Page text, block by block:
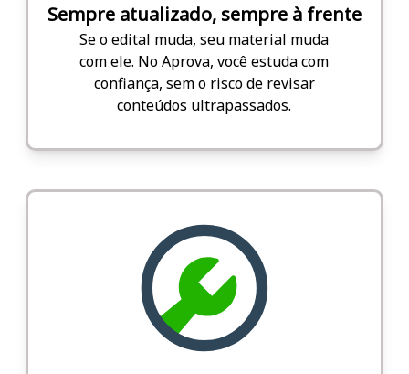
Sempre atualizado, sempre à frente
Se o edital muda, seu material muda
com ele. No Aprova, você estuda com
confiança, sem o risco de revisar
conteúdos ultrapassados.